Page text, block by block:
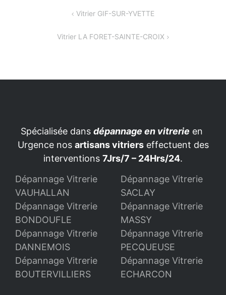
Vitrier GIF-SUR-YVETTE
Vitrier LA FORET-SAINTE-CROIX
Spécialisée dans dépannage en vitrerie en
Urgence nos artisans vitrierseffectuent des
interventions 7Jrs/7 – 24Hrs/24.
Dépannage Vitrerie
VAUHALLAN
Dépannage Vitrerie
SACLAY
Dépannage Vitrerie
BONDOUFLE
Dépannage Vitrerie
MASSY
Dépannage Vitrerie
DANNEMOIS
Dépannage Vitrerie
PECQUEUSE
Dépannage Vitrerie
BOUTERVILLIERS
Dépannage Vitrerie
ECHARCON